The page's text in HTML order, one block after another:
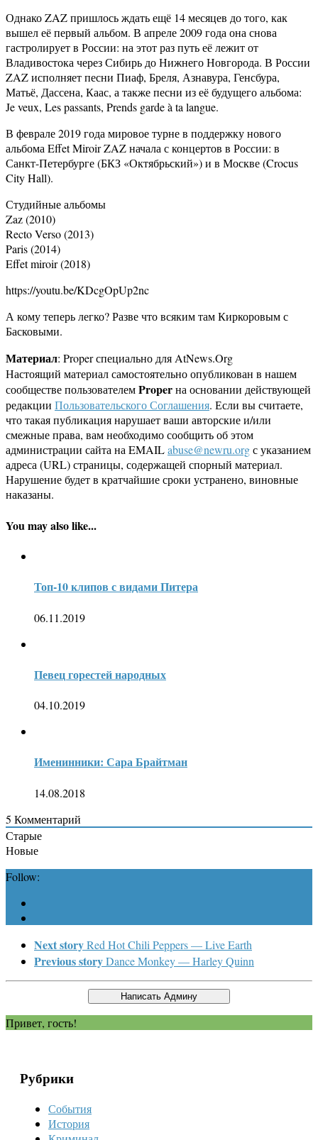
Однако ZAZ пришлось ждать ещё 14 месяцев до того, как
вышел её первый альбом. В апреле 2009 года она снова
гастролирует в России: на этот раз путь её лежит от
Владивостока через Сибирь до Нижнего Новгорода. В России
ZAZ исполняет песни Пиаф, Бреля, Азнавура, Генсбура,
Матьё, Дассена, Каас, а также песни из её будущего альбома:
Je veux, Les passants, Prends garde à ta langue.
В феврале 2019 года мировое турне в поддержку нового
альбома Effet Miroir ZAZ начала с концертов в России: в
Санкт-Петербурге (БКЗ «Октябрьский») и в Москве (Crocus
City Hall).
Студийные альбомы
Zaz (2010)
Recto Verso (2013)
Paris (2014)
Effet miroir (2018)
https://youtu.be/KDcgOpUp2nc
А кому теперь легко? Разве что всяким там Киркоровым с
Басковыми.
Материал: Proper специально для AtNews.Org
Настоящий материал самостоятельно опубликован в нашем
сообществе пользователемProperна основании действующей
редакции Пользовательского Соглашения. Если вы считаете,
что такая публикация нарушает ваши авторские и/или
смежные права, вам необходимо сообщить об этом
администрации сайта на EMAILabuse@newru.orgс указанием
адреса (URL) страницы, содержащей спорный материал.
Нарушение будет в кратчайшие сроки устранено, виновные
наказаны.
You may also like...
Топ-10 клипов с видами Питера
06.11.2019
Певец горестей народных
04.10.2019
Именинники: Сара Брайтман
14.08.2018
5 Комментарий
Старые
Новые
Follow:
Next storyRed Hot Chili Peppers — Live Earth
Previous storyDance Monkey — Harley Quinn
Привет, гость!
Рубрики
События
История